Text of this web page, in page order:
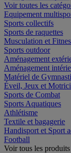
Voir toutes les
Equipement
Sports collectifs
Sports de raquettes
Musculation et
Sports outdoor
Aménagement
Aménagement
Matériel de
Éveil, Jeux et
Sports de Combat
Sports Aquatiques
Athlétisme
Textile et bagagerie
Handisport et Sport
Football
Voir tous les produits